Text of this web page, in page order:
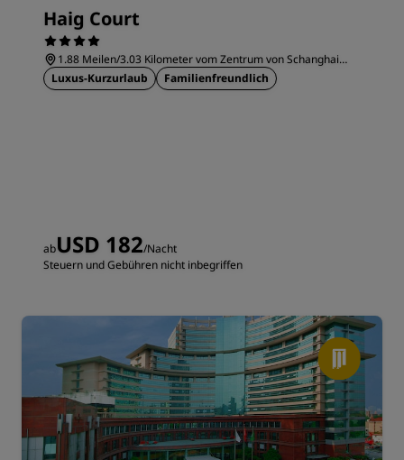
Haig Court
1.88 Meilen/3.03 Kilometer vom Zentrum von Schanghai
entfernt
Luxus-Kurzurlaub Familienfreundlich
abUSD 182/Nacht
Steuern und Gebühren nicht inbegriffen